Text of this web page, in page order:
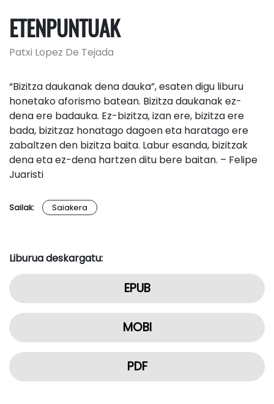
ETENPUNTUAK
Patxi Lopez De Tejada
“Bizitza daukanak dena dauka”, esaten digu liburu
honetako aforismo batean. Bizitza daukanak ez-
dena ere badauka. Ez-bizitza, izan ere, bizitza ere
bada, bizitzaz honatago dagoen eta haratago ere
zabaltzen den bizitza baita. Labur esanda, bizitzak
dena eta ez-dena hartzen ditu bere baitan. – Felipe
Juaristi
Sailak: Saiakera
Liburua deskargatu:
EPUB
MOBI
PDF